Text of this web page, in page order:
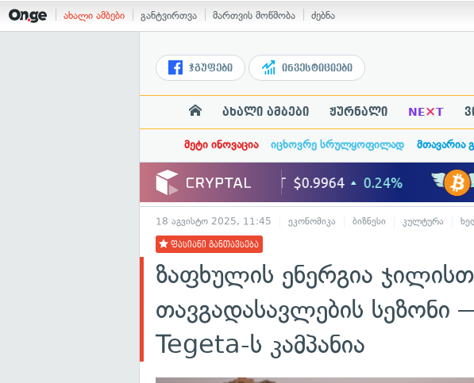
ახალი ამბები განტვირთვა მართვის მოწმობა ძებნა
ჯგუფები ინვესტიციები
ახალი ამბები ჟურნალი NE×T
მეტი ინოვაცია იცხოვრე სრულყოფილად მთავარია
18 აგვისტო 2025, 11:45 ეკონომიკა ბიზნესი კულტურა
ფასიანი განთავსება
ზაფხულის ენერგია
თავგადასავლების
Tegeta-ს კამპანია